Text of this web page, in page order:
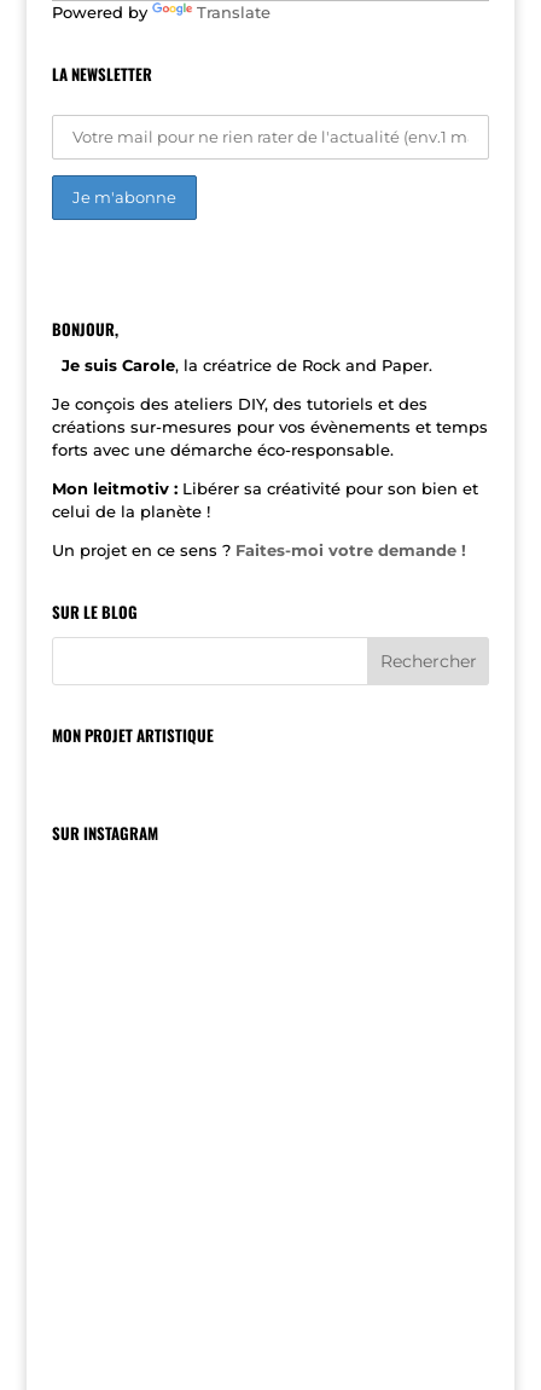
:Powered by Translate
LA NEWSLETTER
n
v
e
:
BONJOUR,
Je suis Carole, la créatrice de Rock and Paper.
Je conçois des ateliers DIY, des tutoriels et des
créations sur-mesures pour vos évènements et temps
forts avec une démarche éco-responsable.
Mon leitmotiv : Libérer sa créativité pour son bien et
celui de la planète !
Un projet en ce sens ? Faites-moi votre demande !
SUR LE BLOG
MON PROJET ARTISTIQUE
SUR INSTAGRAM